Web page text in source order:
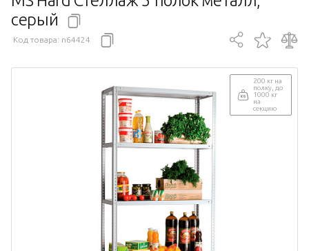
серый
Код товара: n64424
200 кг на
полку, до
1000 кг
на
секцию